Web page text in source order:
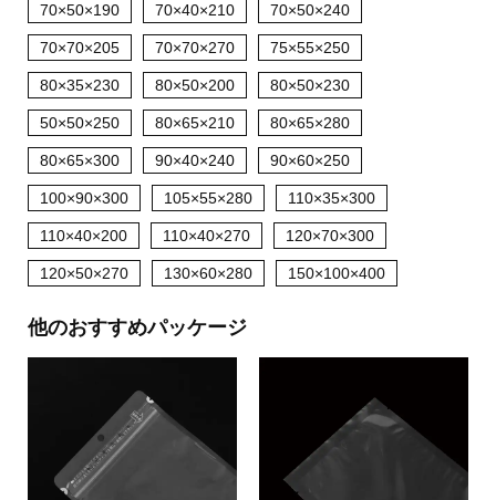
70×50×190 70×40×210 70×50×240
70×70×205 70×70×270 75×55×250
80×35×230 80×50×200 80×50×230
50×50×250 80×65×210 80×65×280
80×65×300 90×40×240 90×60×250
100×90×300 105×55×280 110×35×300
110×40×200 110×40×270 120×70×300
120×50×270 130×60×280 150×100×400
他のおすすめパッケージ